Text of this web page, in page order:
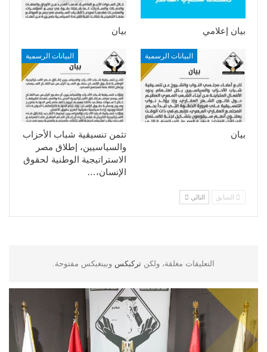
بيان بيان إعلامي
البيانات الرسمية
تثمن تنسيقية شباب الأحزاب
والسياسيين، إطلاق مصر
الاستراتيجية الوطنية لحقوق
الإنسان،…
البيانات الرسمية
بيان
السابق التالي
التعليقات مغلقة، ولكن تركبكس وبينغبكس مفتوحة.